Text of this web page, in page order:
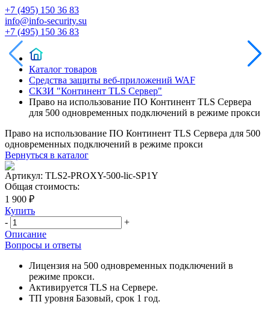
+7 (495) 150 36 83
info@info-security.su
+7 (495) 150 36 83
Каталог товаров
Средства защиты веб-приложений WAF
СКЗИ "Континент TLS Сервер"
Право на использование ПО Континент TLS Cервера
для 500 одновременных подключений в режиме прокси
Право на использование ПО Континент TLS Cервера для 500
одновременных подключений в режиме прокси
Вернуться в каталог
Артикул: TLS2-PROXY-500-lic-SP1Y
Общая стоимость:
1 900 ₽
Купить
-
+
Описание
Вопросы и ответы
Лицензия на 500 одновременных подключений в
режиме прокси.
Активируется TLS на Сервере.
ТП уровня Базовый, срок 1 год.